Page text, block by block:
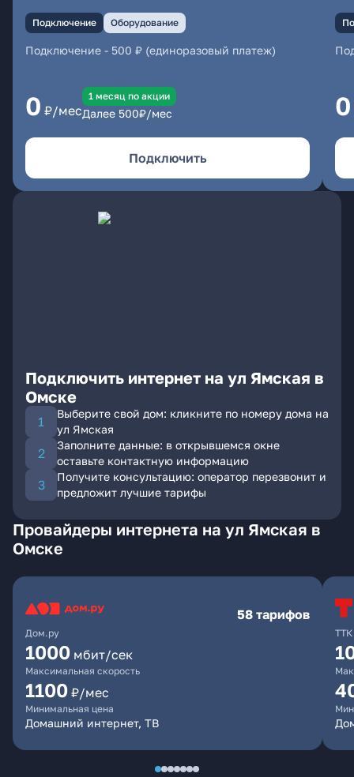
Подключение Оборудование
Подключение - 500 ₽ (единоразовый платеж)
0 ₽/мес
1 месяц по акции
Далее 500₽/мес
Подключить
0
Подключить интернет на ул Ямская в
Омске
Выберите свой дом: кликните по номеру дома на
ул Ямская
Заполните данные: в открывшемся окне
оставьте контактную информацию
Получите консультацию: оператор перезвонит и
предложит лучшие тарифы
Провайдеры интернета на ул Ямская в
Омске
Дом.ру
58 тарифов
1000 мбит/сек
Максимальная скорость
1100 ₽/мес
Минимальная цена
Домашний интернет, ТВ
ТТК